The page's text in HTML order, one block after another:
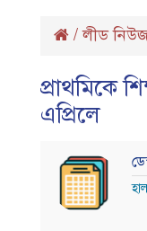
/লীড
প্রাথমিকে
এপ্রিলে